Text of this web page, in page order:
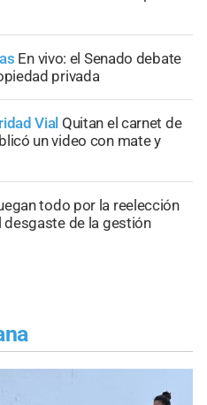
En vivo: el Senado debate
privada
Vial Quitan el carnet de
un video con mate y
todo por la reelección
de la gestión